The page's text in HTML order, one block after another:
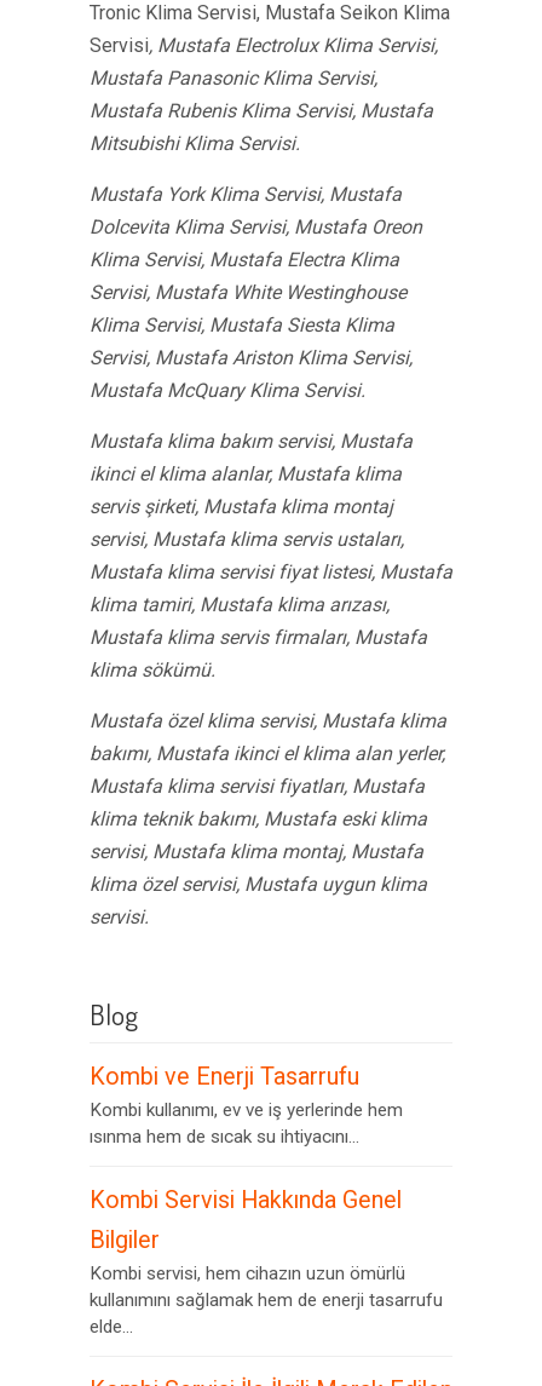
Tronic Klima Servisi, Mustafa Seikon Klima
Servisi, Mustafa Electrolux Klima Servisi,
Mustafa Panasonic Klima Servisi,
Mustafa Rubenis Klima Servisi, Mustafa
Mitsubishi Klima Servisi.
Mustafa York Klima Servisi, Mustafa
Dolcevita Klima Servisi, Mustafa Oreon
Klima Servisi, Mustafa Electra Klima
Servisi, Mustafa White Westinghouse
Klima Servisi, Mustafa Siesta Klima
Servisi, Mustafa Ariston Klima Servisi,
Mustafa McQuary Klima Servisi.
Mustafa klima bakım servisi, Mustafa
ikinci el klima alanlar, Mustafa klima
servis şirketi, Mustafa klima montaj
servisi, Mustafa klima servis ustaları,
Mustafa klima servisi fiyat listesi, Mustafa
klima tamiri, Mustafa klima arızası,
Mustafa klima servis firmaları, Mustafa
klima sökümü.
Mustafa özel klima servisi, Mustafa klima
bakımı, Mustafa ikinci el klima alan yerler,
Mustafa klima servisi fiyatları, Mustafa
klima teknik bakımı, Mustafa eski klima
servisi, Mustafa klima montaj, Mustafa
klima özel servisi, Mustafa uygun klima
servisi.
Blog
Kombi ve Enerji Tasarrufu
Kombi kullanımı, ev ve iş yerlerinde hem
ısınma hem de sıcak su ihtiyacını...
Kombi Servisi Hakkında Genel
Bilgiler
Kombi servisi, hem cihazın uzun ömürlü
kullanımını sağlamak hem de enerji tasarrufu
elde...